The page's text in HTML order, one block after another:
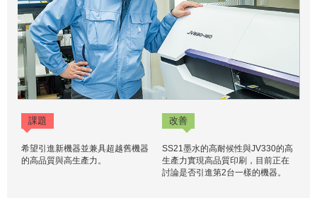
課題 改善
希望引進新機器並兼具超越舊機器
的高品質與高生產力。
SS21墨水的高耐候性與JV330的高
生產力實現高品質印刷，目前正在
討論是否引進第2台一樣的機器。